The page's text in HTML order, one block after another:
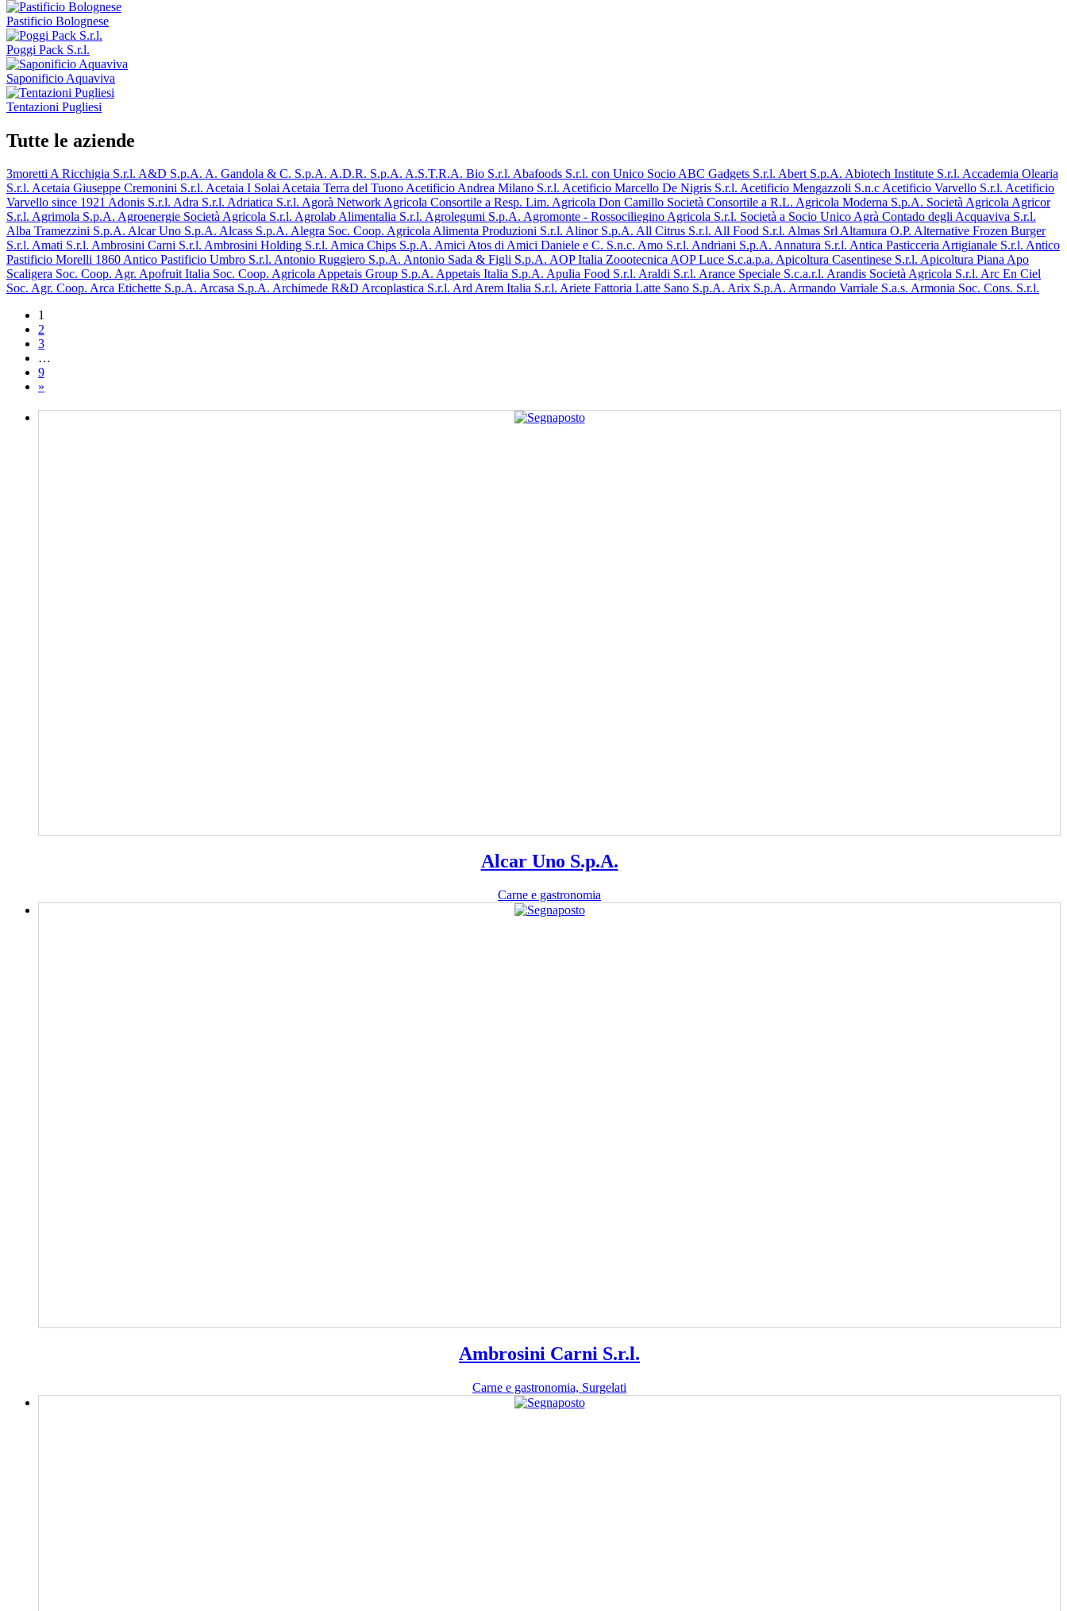
Pastificio Bolognese
Poggi Pack S.r.l.
Saponificio Aquaviva
Tentazioni Pugliesi
Tutte le aziende
3morettiA Ricchigia S.r.l. A&D S.p.A. A. Gandola & C. S.p.A. A.D.R. S.p.A. A.S.T.R.A. Bio S.r.l. Abafoods S.r.l. con Unico SocioABC Gadgets S.r.l. Abert S.p.A. Abiotech Institute S.r.l. Accademia Olearia
S.r.l. Acetaia Giuseppe Cremonini S.r.l. Acetaia I SolaiAcetaia Terra del TuonoAcetificio Andrea Milano S.r.l. Acetificio Marcello De Nigris S.r.l. Acetificio Mengazzoli S.n.cAcetificio Varvello S.r.l. Acetificio
Varvello since 1921 Adonis S.r.l. Adra S.r.l. Adriatica S.r.l. Agorà NetworkAgricola Consortile a Resp. Lim. Agricola Don Camillo Società Consortile a R.L. Agricola Moderna S.p.A. Società AgricolaAgricor
S.r.l. Agrimola S.p.A. Agroenergie Società Agricola S.r.l. Agrolab Alimentalia S.r.l. Agrolegumi S.p.A. Agromonte - Rossociliegino Agricola S.r.l. Società a Socio UnicoAgrà Contado degli Acquaviva S.r.l.
Alba Tramezzini S.p.A. Alcar Uno S.p.A. Alcass S.p.A. Alegra Soc. Coop. AgricolaAlimenta Produzioni S.r.l. Alinor S.p.A. All Citrus S.r.l. All Food S.r.l. Almas SrlAltamura O.P. Alternative Frozen Burger
S.r.l. Amati S.r.l. Ambrosini Carni S.r.l. Ambrosini Holding S.r.l. Amica Chips S.p.A. Amici Atos di Amici Daniele e C. S.n.c. Amo S.r.l. Andriani S.p.A. Annatura S.r.l. Antica Pasticceria Artigianale S.r.l. Antico
Pastificio Morelli 1860Antico Pastificio Umbro S.r.l. Antonio Ruggiero S.p.A. Antonio Sada & Figli S.p.A. AOP Italia ZoootecnicaAOP Luce S.c.a.p.a. Apicoltura Casentinese S.r.l. Apicoltura PianaApo
Scaligera Soc. Coop. Agr. Apofruit Italia Soc. Coop. AgricolaAppetais Group S.p.A. Appetais Italia S.p.A. Apulia Food S.r.l. Araldi S.r.l. Arance Speciale S.c.a.r.l. Arandis Società Agricola S.r.l. Arc En Ciel
Soc. Agr. Coop. Arca Etichette S.p.A. Arcasa S.p.A. Archimede R&D Arcoplastica S.r.l. ArdArem Italia S.r.l. Ariete Fattoria Latte Sano S.p.A. Arix S.p.A. Armando Varriale S.a.s. Armonia Soc. Cons. S.r.l.
1
2
3
…
9
»
Alcar Uno S.p.A.
Carne e gastronomia
Ambrosini Carni S.r.l.
Carne e gastronomia, Surgelati